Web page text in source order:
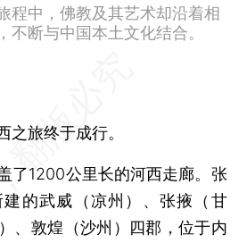
程中，佛教及其艺术却沿着相
不断与中国本土文化结合。
旅终于成行。
1200公里长的河西走廊。张
的武威（凉州）、张掖（甘
、敦煌（沙州）四郡，位于内